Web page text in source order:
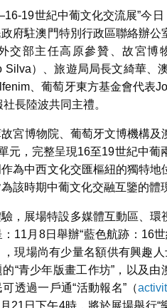
19世紀中葡文化交流展”今
府駐澳門特別行政區聯絡辦
交部主任高原參贊、故宮
Silva）、旅遊局局長文綺華
、葡萄牙東方基金會代表
長陸波共同主禮。
宮博物院、葡萄牙文博機構及
元，完整呈現16至19世紀中
為中西文化交匯樞紐的獨特
該時期中葡文化交融互鑒的體
，展場特設多媒體互動區、
11月8日舉辦“藍色航跡：16
現場尚有少量名額供有興趣
“青少年版畫工作坊”，以及
透過一戶通“活動報名”（
21日下午4時，將於展場舉行